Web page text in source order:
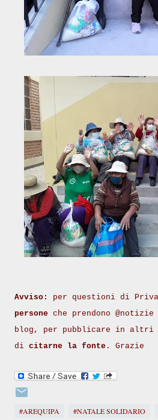
Avviso: per questioni di
persone che prendono
blog, per pubblicare in altri
di citarne la fonte . Grazie
#AREQUIPA #NATALE SOLIDARIO